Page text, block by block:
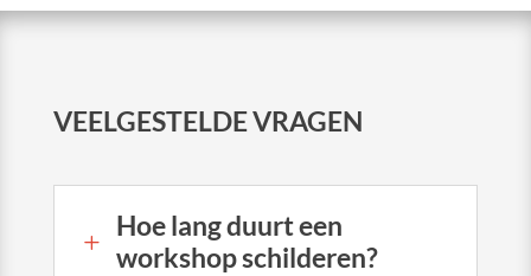
VEELGESTELDE VRAGEN
L
Hoe lang duurt een
workshop schilderen?